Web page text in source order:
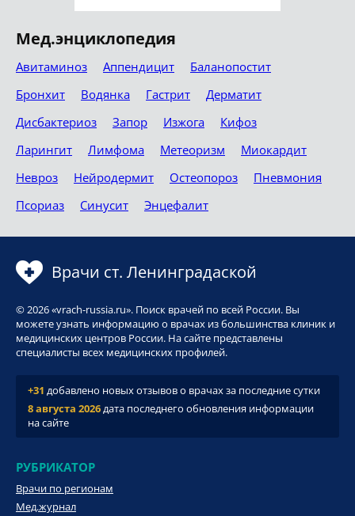
Мед.энциклопедия
Авитаминоз Аппендицит
Баланопостит
Бронхит
Водянка Гастрит
Дерматит
Дисбактериоз
Запор Изжога
Кифоз
Ларингит
Лимфома Метеоризм
Миокардит
Невроз
Нейродермит Остеопороз
Пневмония
Псориаз
Синусит Энцефалит
Врачи ст. Ленинградаской
© 2026 «vrach-russia.ru». Поиск врачей по всей России. Вы
можете узнать информацию о врачах из большинства клиник и
медицинских центров России. На сайте представлены
специалисты всех медицинских профилей.
+31 добавлено новых отзывов о врачах за последние сутки
8 августа 2026дата последнего обновления информации
на сайте
РУБРИКАТОР
Врачи по регионам
Мед.журнал